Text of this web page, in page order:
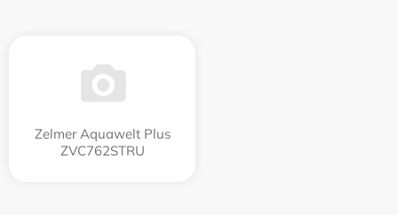
Zelmer Aquawelt Plus
ZVC762STRU